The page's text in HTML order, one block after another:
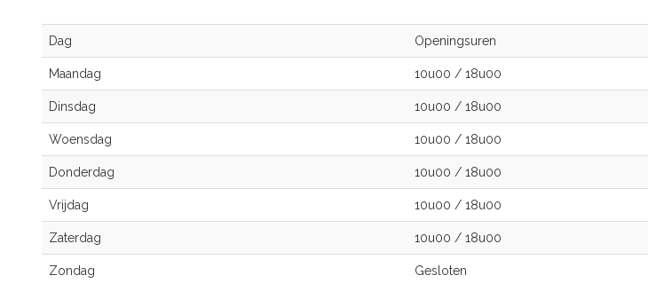
Dag Openingsuren
Maandag 10u00 / 18u00
Dinsdag 10u00 / 18u00
Woensdag 10u00 / 18u00
Donderdag 10u00 / 18u00
Vrijdag 10u00 / 18u00
Zaterdag 10u00 / 18u00
Zondag Gesloten